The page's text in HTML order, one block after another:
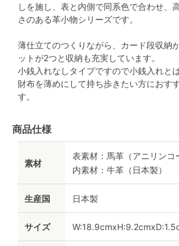
しを施し、表と内側で同系色で合わせ、
さのある革小物シリーズです。
薄仕立てのつくりながら、カード段収納
ットが2つと収納も充実しています。
小銭入れなしタイプですので小銭入れと
財布を薄めにして持ち歩きたい方におす
す。
商品仕様
素材
表素材：馬革（アニリンコ
内素材：牛革（日本製）
生産国 日本製
サイズ